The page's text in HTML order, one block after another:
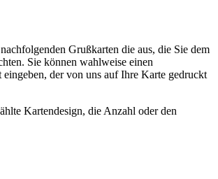
Grußkarten die aus, die Sie dem
Sie können wahlweise einen
eingeben, der von uns auf Ihre Karte gedruckt
Kartendesign, die Anzahl oder den